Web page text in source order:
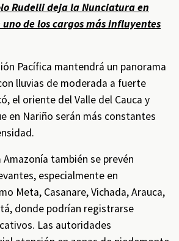
Rudelli deja la Nunciatura en
de los cargos más influyentes
Pacífica mantendrá un panorama
lluvias de moderada a fuerte
el oriente del Valle del Cauca y
en Nariño serán más constantes
Amazonía también se prevén
especialmente en
Meta, Casanare, Vichada, Arauca,
donde podrían registrarse
Las autoridades